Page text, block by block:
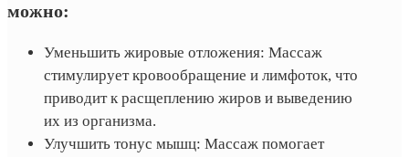
можно:
Уменьшить жировые отложения: Массаж
стимулирует кровообращение и лимфоток, что
приводит к расщеплению жиров и выведению
их из организма.
Улучшить тонус мышц: Массаж помогает